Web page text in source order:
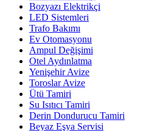
Bozyazı Elektrikçi
LED Sistemleri
Trafo Bakımı
Ev Otomasyonu
Ampul Değişimi
Otel Aydınlatma
Yenişehir Avize
Toroslar Avize
Ütü Tamiri
Su Isıtıcı Tamiri
Derin Dondurucu Tamiri
Beyaz Eşya Servisi